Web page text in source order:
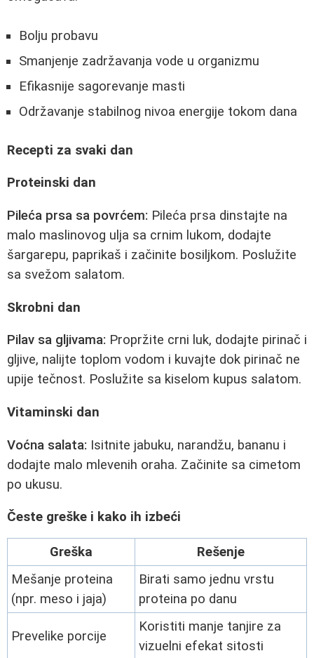
Bolju probavu
Smanjenje zadržavanja vode u organizmu
Efikasnije sagorevanje masti
Održavanje stabilnog nivoa energije tokom dana
Recepti za svaki dan
Proteinski dan
Pileća prsa sa povrćem: Pileća prsa dinstajte na
malo maslinovog ulja sa crnim lukom, dodajte
šargarepu, paprikaš i začinite bosiljkom. Poslužite
sa svežom salatom.
Skrobni dan
Pilav sa gljivama: Propržite crni luk, dodajte pirinač i
gljive, nalijte toplom vodom i kuvajte dok pirinač ne
upije tečnost. Poslužite sa kiselom kupus salatom.
Vitaminski dan
Voćna salata: Isitnite jabuku, narandžu, bananu i
dodajte malo mlevenih oraha. Začinite sa cimetom
po ukusu.
Česte greške i kako ih izbeći
Greška
Rešenje
Mešanje proteina
(npr. meso i jaja)
Birati samo jednu vrstu
proteina po danu
Prevelike porcije
Koristiti manje tanjire za
vizuelni efekat sitosti